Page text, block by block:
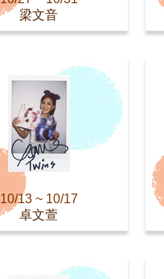
梁文音
10/13 ~ 10/17
卓文萱